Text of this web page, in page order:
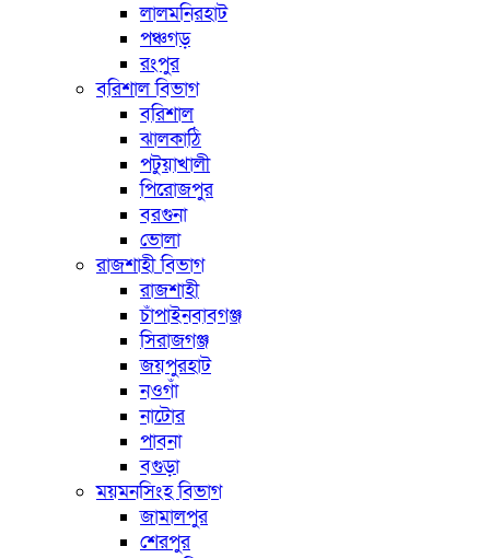
লালমনিরহাট
পঞ্চগড়
রংপুর
বরিশাল বিভাগ
বরিশাল
ঝালকাঠি
পটুয়াখালী
পিরোজপুর
বরগুনা
ভোলা
রাজশাহী বিভাগ
রাজশাহী
চাঁপাইনবাবগঞ্জ
সিরাজগঞ্জ
জয়পুরহাট
নওগাঁ
নাটোর
পাবনা
বগুড়া
ময়মনসিংহ বিভাগ
জামালপুর
শেরপুর